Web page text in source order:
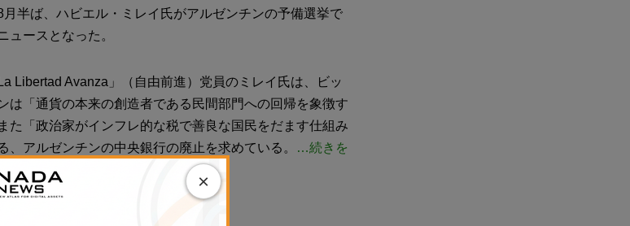
半ば、ハビエル・ミレイ氏がアルゼンチンの予備選挙で
ュースとなった。
Libertad Avanza」（自由前進）党員のミレイ氏は、ビッ
は「通貨の本来の創造者である民間部門への回帰を象徴す
た「政治家がインフレ的な税で善良な国民をだます仕組み
、アルゼンチンの中央銀行の廃止を求めている。
…続きを
×